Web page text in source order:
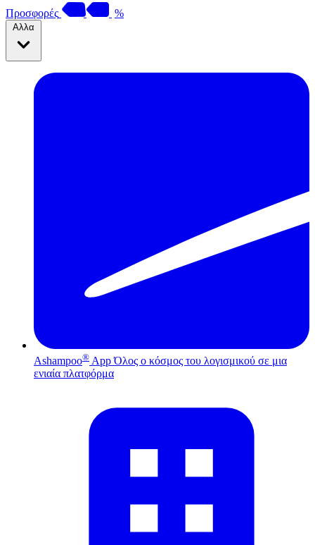
Προσφορές %
Αλλα
Ashampoo® App Όλος ο κόσμος του λογισμικού σε μια
ενιαία πλατφόρμα